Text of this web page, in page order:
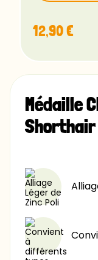
Luminari
Chalk
Caviar
12,90 €
Médaille
Shorthair